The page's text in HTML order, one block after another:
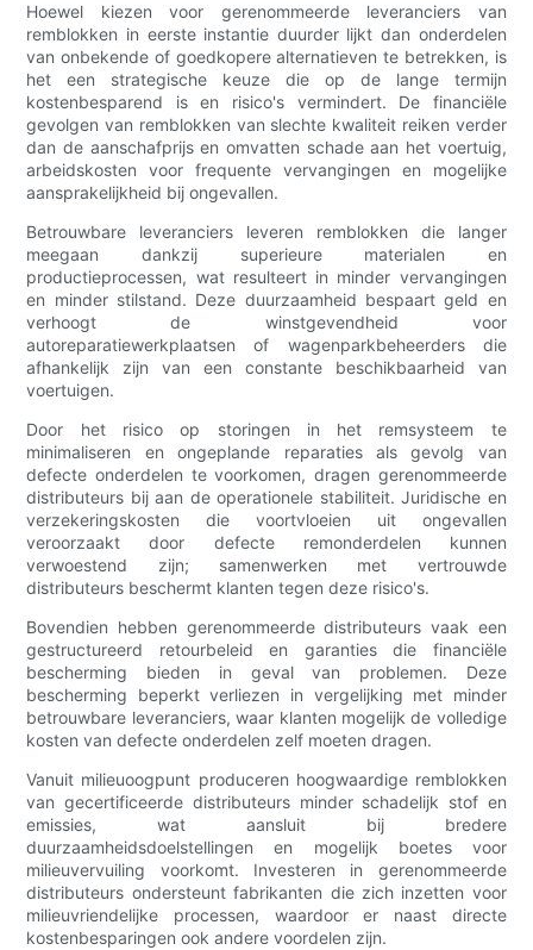
Hoewel kiezen voor gerenommeerde leveranciers van
remblokken in eerste instantie duurder lijkt dan onderdelen
van onbekende of goedkopere alternatieven te betrekken, is
het een strategische keuze die op de lange termijn
kostenbesparend is en risico's vermindert. De financiële
gevolgen van remblokken van slechte kwaliteit reiken verder
dan de aanschafprijs en omvatten schade aan het voertuig,
arbeidskosten voor frequente vervangingen en mogelijke
aansprakelijkheid bij ongevallen.
Betrouwbare leveranciers leveren remblokken die langer
meegaan dankzij superieure materialen en
productieprocessen, wat resulteert in minder vervangingen
en minder stilstand. Deze duurzaamheid bespaart geld en
verhoogt de winstgevendheid voor
autoreparatiewerkplaatsen of wagenparkbeheerders die
afhankelijk zijn van een constante beschikbaarheid van
voertuigen.
Door het risico op storingen in het remsysteem te
minimaliseren en ongeplande reparaties als gevolg van
defecte onderdelen te voorkomen, dragen gerenommeerde
distributeurs bij aan de operationele stabiliteit. Juridische en
verzekeringskosten die voortvloeien uit ongevallen
veroorzaakt door defecte remonderdelen kunnen
verwoestend zijn; samenwerken met vertrouwde
distributeurs beschermt klanten tegen deze risico's.
Bovendien hebben gerenommeerde distributeurs vaak een
gestructureerd retourbeleid en garanties die financiële
bescherming bieden in geval van problemen. Deze
bescherming beperkt verliezen in vergelijking met minder
betrouwbare leveranciers, waar klanten mogelijk de volledige
kosten van defecte onderdelen zelf moeten dragen.
Vanuit milieuoogpunt produceren hoogwaardige remblokken
van gecertificeerde distributeurs minder schadelijk stof en
emissies, wat aansluit bij bredere
duurzaamheidsdoelstellingen en mogelijk boetes voor
milieuvervuiling voorkomt. Investeren in gerenommeerde
distributeurs ondersteunt fabrikanten die zich inzetten voor
milieuvriendelijke processen, waardoor er naast directe
kostenbesparingen ook andere voordelen zijn.